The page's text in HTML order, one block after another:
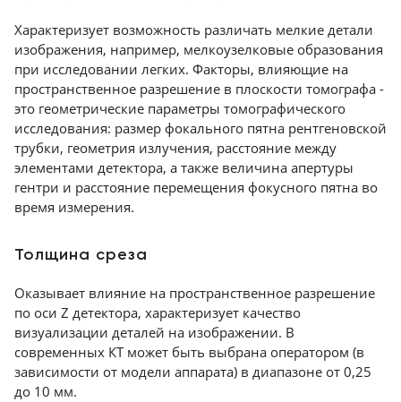
Характеризует возможность различать мелкие детали
изображения, например, мелкоузелковые образования
при исследовании легких. Факторы, влияющие на
пространственное разрешение в плоскости томографа -
это геометрические параметры томографического
исследования: размер фокального пятна рентгеновской
трубки, геометрия излучения, расстояние между
элементами детектора, а также величина апертуры
гентри и расстояние перемещения фокусного пятна во
время измерения.
Толщина среза
Оказывает влияние на пространственное разрешение
по оси Z детектора, характеризует качество
визуализации деталей на изображении. В
современных КТ может быть выбрана оператором (в
зависимости от модели аппарата) в диапазоне от 0,25
до 10 мм.